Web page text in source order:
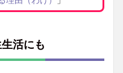
活にも